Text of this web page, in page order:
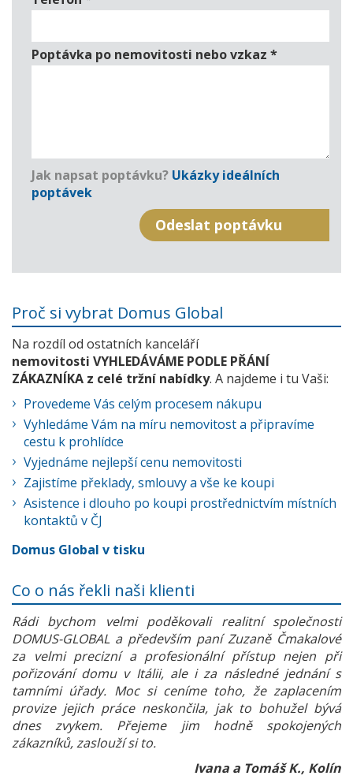
Poptávka po nemovitosti nebo vzkaz *
Jak napsat poptávku? Ukázky ideálních
poptávek
Proč si vybrat Domus Global
Na rozdíl od ostatních kanceláří
nemovitosti VYHLEDÁVÁME PODLE PŘÁNÍ
ZÁKAZNÍKA z celé tržní nabídky. A najdeme i tu Vaši:
Provedeme Vás celým procesem nákupu
Vyhledáme Vám na míru nemovitost a připravíme
cestu k prohlídce
Vyjednáme nejlepší cenu nemovitosti
Zajistíme překlady, smlouvy a vše ke koupi
Asistence i dlouho po koupi prostřednictvím místních
kontaktů v ČJ
Domus Global v tisku
Co o nás řekli naši klienti
Rádi bychom velmi poděkovali realitní společnosti
DOMUS-GLOBAL a především paní Zuzaně Čmakalové
za velmi precizní a profesionální přístup nejen při
pořizování domu v Itálii, ale i za následné jednání s
tamními úřady. Moc si ceníme toho, že zaplacením
provize jejich práce neskončila, jak to bohužel bývá
dnes zvykem. Přejeme jim hodně spokojených
zákazníků, zaslouží si to.
Ivana a Tomáš K., Kolín